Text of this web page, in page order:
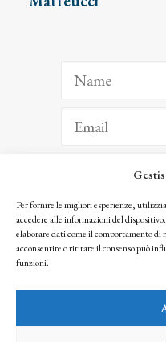
Per fornire le migliori esperienze,
accedere alle informazioni del
elaborare dati come il comportamento
acconsentire o ritirare il consenso può
funzioni.
Facendo clic per iscriverti, riconosci
seguendo la nostra Privacy Policy
© 2025 Istituto Matteucci. All right
l’autorizzazione scritta dei proprietari